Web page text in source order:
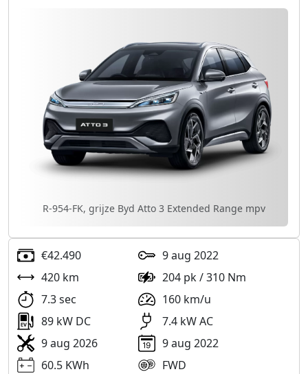
R-954-FK, grijze Byd Atto 3 Extended Range mpv
€42.490
9 aug 2022
420 km
204 pk / 310 Nm
7.3 sec
160 km/u
89 kW DC
7.4 kW AC
9 aug 2026
9 aug 2022
60.5 KWh
FWD